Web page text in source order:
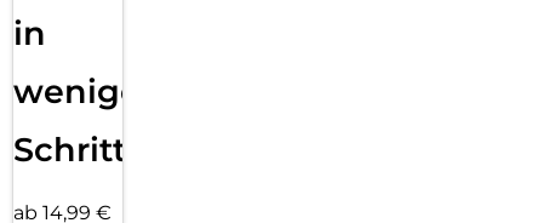
in
wenigen
Schritten
ab 14,99 €